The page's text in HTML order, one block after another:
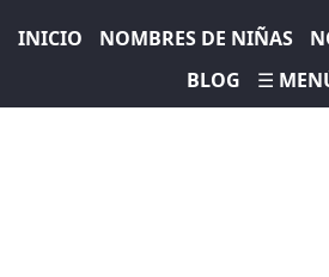
INICIO NOMBRES DE NIÑAS
BLOG
☰